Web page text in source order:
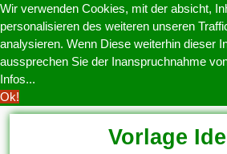
Wir verwenden Cookies, mit der absicht,
personalisieren des weiteren unseren
analysieren. Wenn Diese weiterhin dieser
aussprechen Sie der Inanspruchnahme
Infos...
Ok!
Vorlage